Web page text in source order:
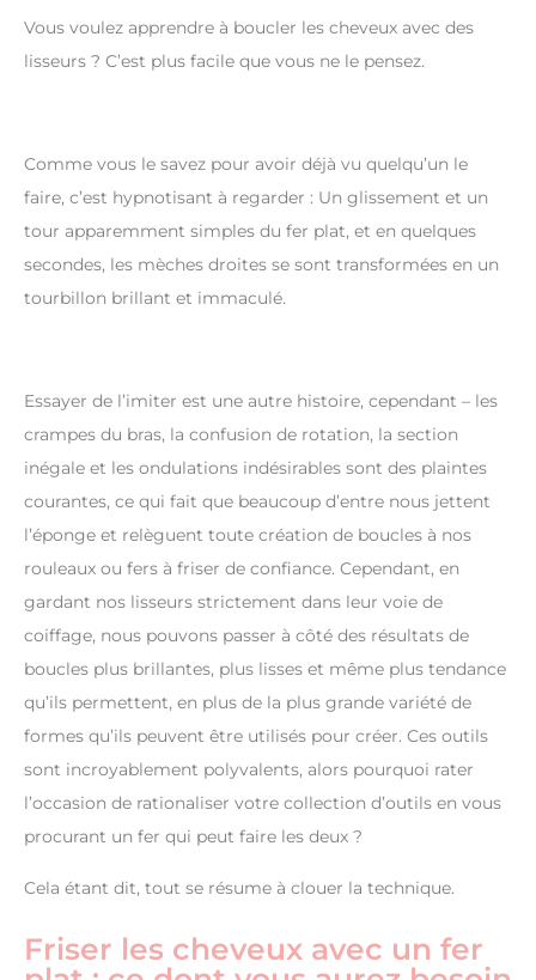
Vous voulez apprendre à boucler les cheveux avec des
lisseurs ? C’est plus facile que vous ne le pensez.
Comme vous le savez pour avoir déjà vu quelqu’un le
faire, c’est hypnotisant à regarder : Un glissement et un
tour apparemment simples du fer plat, et en quelques
secondes, les mèches droites se sont transformées en un
tourbillon brillant et immaculé.
Essayer de l’imiter est une autre histoire, cependant – les
crampes du bras, la confusion de rotation, la section
inégale et les ondulations indésirables sont des plaintes
courantes, ce qui fait que beaucoup d’entre nous jettent
l’éponge et relèguent toute création de boucles à nos
rouleaux ou fers à friser de confiance. Cependant, en
gardant nos lisseurs strictement dans leur voie de
coiffage, nous pouvons passer à côté des résultats de
boucles plus brillantes, plus lisses et même plus tendance
qu’ils permettent, en plus de la plus grande variété de
formes qu’ils peuvent être utilisés pour créer. Ces outils
sont incroyablement polyvalents, alors pourquoi rater
l’occasion de rationaliser votre collection d’outils en vous
procurant un fer qui peut faire les deux ?
Cela étant dit, tout se résume à clouer la technique.
Friser les cheveux avec un fer